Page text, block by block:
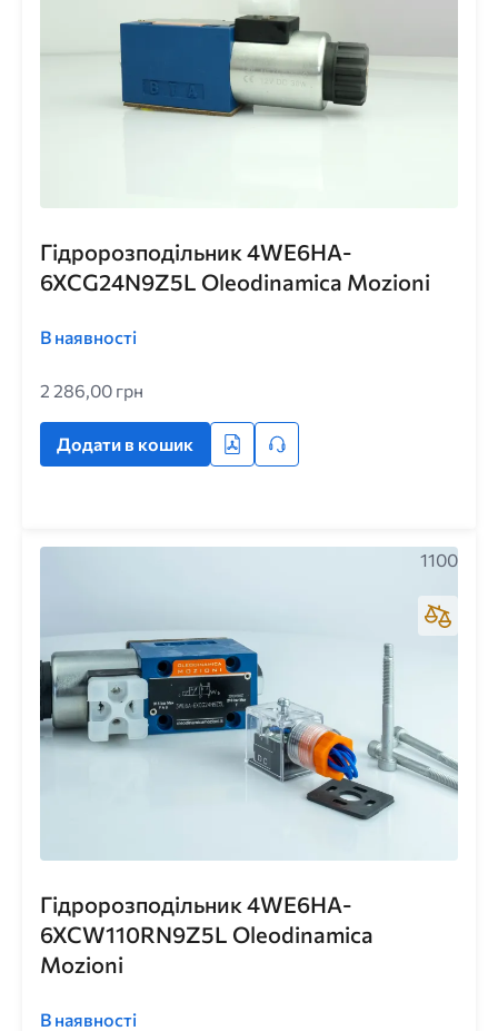
Гідророзподільник 4WE6HA-
6XCG24N9Z5L Oleodinamica Mozioni
В наявності
2 286,00 грн
Додати в кошик
Гідророзподільник 4WE6HA-
6XCW110RN9Z5L Oleodinamica
Mozioni
В наявності
1100